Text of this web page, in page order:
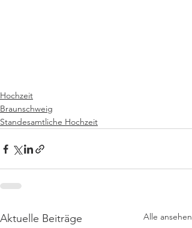
Hochzeit
Braunschweig
Standesamtliche Hochzeit
Aktuelle Beiträge Alle ansehen